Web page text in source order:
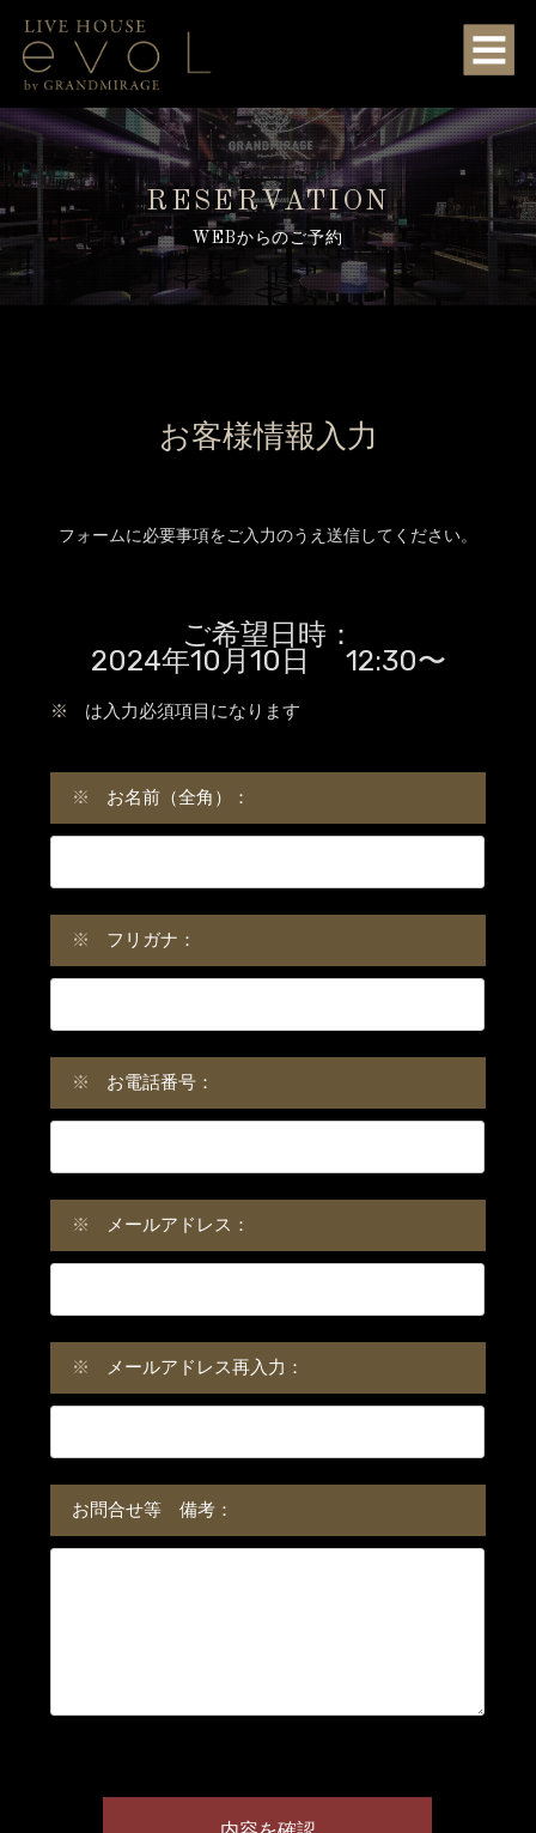
RESERVATION
WEBからのご予約
お客様情報入力
フォームに必要事項をご入力のうえ送信してください。
ご希望日時：
2024年10月10日 12:30〜
※ は入力必須項目になります
※ お名前（全角）：
※ フリガナ：
※ お電話番号：
※ メールアドレス：
※ メールアドレス再入力：
お問合せ等 備考：